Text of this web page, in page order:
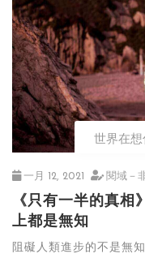
世界在想
一月 12, 2021 閱域－
《只有一半的真
上都是無知
阻礙人類進步的不是無